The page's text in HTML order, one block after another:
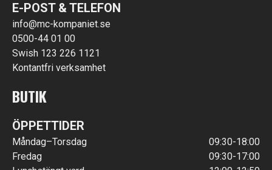
E-POST & TELEFON
info@mc-kompaniet.se
0500-44 01 00
Swish 123 226 1121
Kontantfri verksamhet
BUTIK
ÖPPETTIDER
Måndag–Torsdag
09:30-18:00
Fredag
09:30-17:00